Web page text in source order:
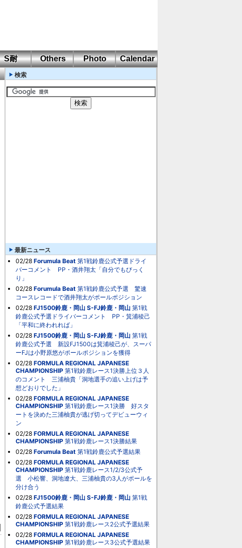
S耐 Others Photo Calendar
検索
最新ニュース
02/28 Forumula Beat 第1戦鈴鹿公式予選ドライ
バーコメント PP・酒井翔太「自分でもびっく
り」
02/28 Forumula Beat 第1戦鈴鹿公式予選 驚速
コースレコードで酒井翔太がポールポジション
02/28 FJ1500鈴鹿・岡山 S-FJ鈴鹿・岡山 第1戦
鈴鹿公式予選ドライバーコメント PP・箕浦稜己
「平和に終われれば」
02/28 FJ1500鈴鹿・岡山 S-FJ鈴鹿・岡山 第1戦
鈴鹿公式予選 新設FJ1500は箕浦稜己が、スーパ
ーFJは小野原悠がポールポジションを獲得
02/28 FORMULA REGIONAL JAPANESE
CHAMPIONSHIP 第1戦鈴鹿レース1決勝上位３人
のコメント 三浦柚貴「洞地選手の追い上げは予
想どおりでした」
02/28 FORMULA REGIONAL JAPANESE
CHAMPIONSHIP 第1戦鈴鹿レース1決勝 好スタ
ートを決めた三浦柚貴が逃げ切ってデビューウィ
ン
02/28 FORMULA REGIONAL JAPANESE
CHAMPIONSHIP 第1戦鈴鹿レース1決勝結果
02/28 Forumula Beat 第1戦鈴鹿公式予選結果
02/28 FORMULA REGIONAL JAPANESE
CHAMPIONSHIP 第1戦鈴鹿レース1/2/3公式予
選 小松響、洞地遼⼤、三浦柚貴の3人がポールを
分け合う
02/28 FJ1500鈴鹿・岡山 S-FJ鈴鹿・岡山 第1戦
鈴鹿公式予選結果
02/28 FORMULA REGIONAL JAPANESE
CHAMPIONSHIP 第1戦鈴鹿レース2公式予選結果
02/28 FORMULA REGIONAL JAPANESE
CHAMPIONSHIP 第1戦鈴鹿レース3公式予選結果